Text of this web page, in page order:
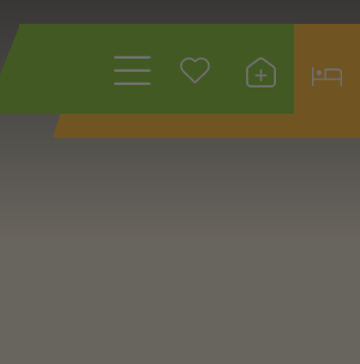
Wonach suchen